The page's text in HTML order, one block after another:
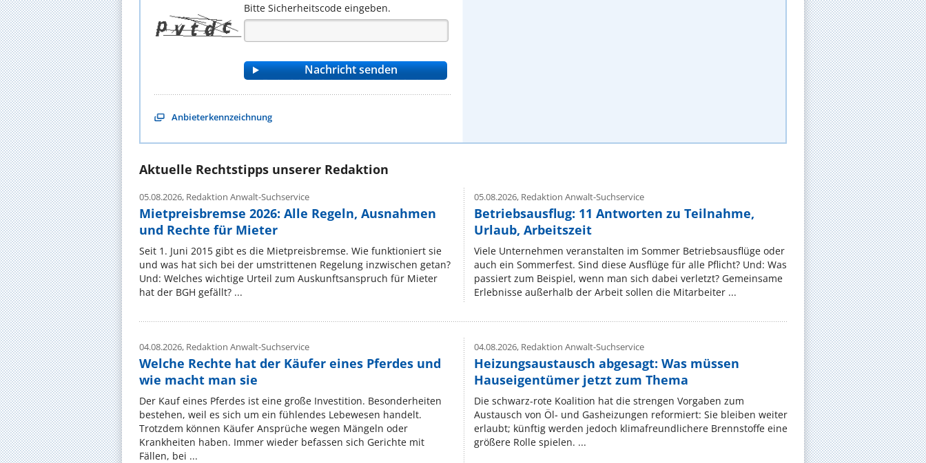
Bitte Sicherheitscode eingeben.
Anbieterkennzeichnung
Aktuelle Rechtstipps unserer Redaktion
05.08.2026, Redaktion Anwalt-Suchservice
Mietpreisbremse 2026: Alle Regeln, Ausnahmen
und Rechte für Mieter
Seit 1. Juni 2015 gibt es die Mietpreisbremse. Wie funktioniert sie
und was hat sich bei der umstrittenen Regelung inzwischen getan?
Und: Welches wichtige Urteil zum Auskunftsanspruch für Mieter
hat der BGH gefällt? ...
05.08.2026,Redaktion Anwalt-Suchservice
Betriebsausflug: 11 Antworten zu Teilnahme,
Urlaub, Arbeitszeit
Viele Unternehmen veranstalten im Sommer Betriebsausflüge oder
auch ein Sommerfest. Sind diese Ausflüge für alle Pflicht? Und: Was
passiert zum Beispiel, wenn man sich dabei verletzt? Gemeinsame
Erlebnisse außerhalb der Arbeit sollen die Mitarbeiter ...
04.08.2026, Redaktion Anwalt-Suchservice
Welche Rechte hat der Käufer eines Pferdes und
wie macht man sie
Der Kauf eines Pferdes ist eine große Investition. Besonderheiten
bestehen, weil es sich um ein fühlendes Lebewesen handelt.
Trotzdem können Käufer Ansprüche wegen Mängeln oder
Krankheiten haben. Immer wieder befassen sich Gerichte mit
Fällen, bei ...
04.08.2026,Redaktion Anwalt-Suchservice
Heizungsaustausch abgesagt: Was müssen
Hauseigentümer jetzt zum Thema
Die schwarz-rote Koalition hat die strengen Vorgaben zum
Austausch von Öl‑ und Gasheizungen reformiert: Sie bleiben weiter
erlaubt; künftig werden jedoch klimafreundlichere Brennstoffe eine
größere Rolle spielen. ...